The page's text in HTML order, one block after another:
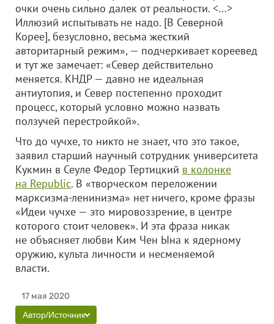
очки очень сильно далек от реальности. <…>
Иллюзий испытывать не надо. [В Северной
Корее], безусловно, весьма жесткий
авторитарный режим», — подчеркивает кореевед
и тут же замечает: «Север действительно
меняется. КНДР — давно не идеальная
антиутопия, и Север постепенно проходит
процесс, который условно можно назвать
ползучей перестройкой».
Что до чучхе, то никто не знает, что это такое,
заявил старший научный сотрудник университета
Кукмин в Сеуле Федор Тертицкий в колонке
на Republic. В «творческом переложении
марксизма-ленинизма» нет ничего, кроме фразы
«Идеи чучхе — это мировоззрение, в центре
которого стоит человек». И эта фраза никак
не объясняет любви Ким Чен Ына к ядерному
оружию, культа личности и несменяемой
власти.
17 мая 2020
Автор/Источник